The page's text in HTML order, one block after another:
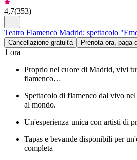
4,7(353)
Teatro Flamenco Madrid: spettacolo
Cancellazione gratuita Prenota ora, paga
1 ora
Proprio nel cuore di Madrid, vivi
flamenco…
Spettacolo di flamenco dal vivo
al mondo.
Un'esperienza unica con artisti di
Tapas e bevande disponibili per
completa